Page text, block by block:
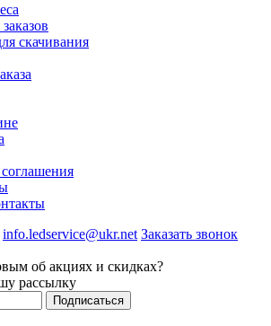
скачивания
info.ledservice@ukr.net Заказать звонок
об акциях и скидках?
рассылку
Подписаться